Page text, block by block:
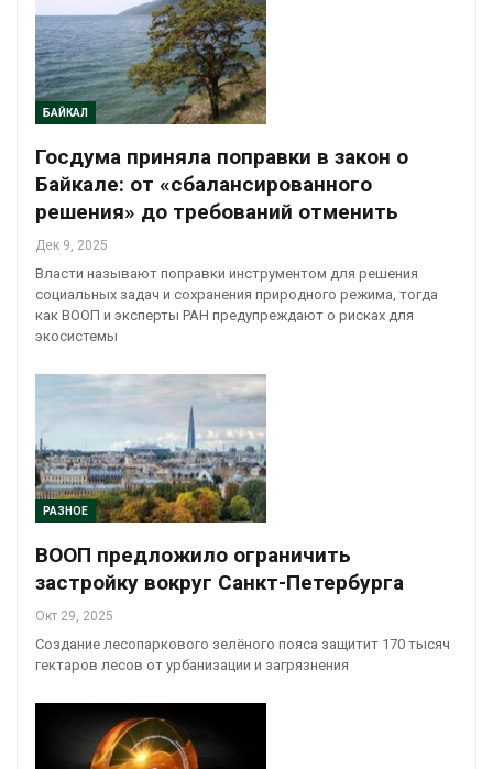
БАЙКАЛ
Госдума приняла поправки в закон о
Байкале: от «сбалансированного
решения» до требований отменить
Дек 9, 2025
Власти называют поправки инструментом для решения
социальных задач и сохранения природного режима, тогда
как ВООП и эксперты РАН предупреждают о рисках для
экосистемы
РАЗНОЕ
ВООП предложило ограничить
застройку вокруг Санкт-Петербурга
Окт 29, 2025
Создание лесопаркового зелёного пояса защитит 170 тысяч
гектаров лесов от урбанизации и загрязнения